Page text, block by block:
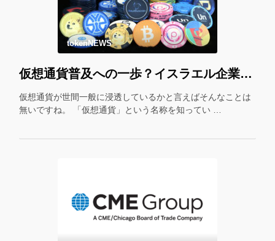
tokenNEWS
仮想通貨普及への一歩？イスラエル企業が仮想通貨をギフトカード化！
仮想通貨が世間一般に浸透しているかと言えばそんなことは
無いですね。 「仮想通貨」という名称を知ってい …